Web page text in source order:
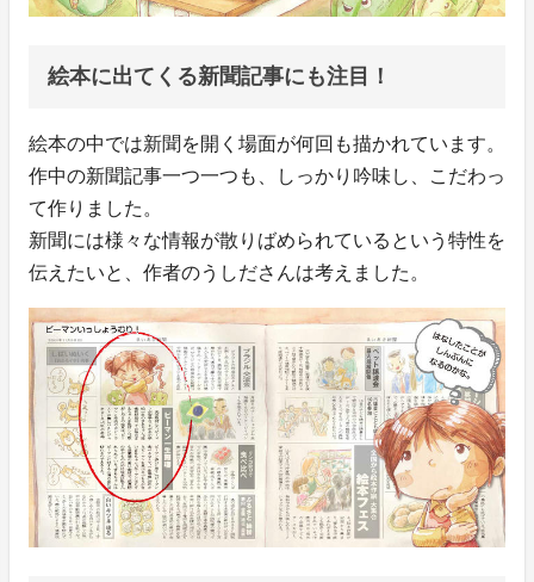
絵本に出てくる新聞記事にも注目！
絵本の中では新聞を開く場面が何回も描かれています。
作中の新聞記事一つ一つも、しっかり吟味し、こだわっ
て作りました。
新聞には様々な情報が散りばめられているという特性を
伝えたいと、作者のうしださんは考えました。